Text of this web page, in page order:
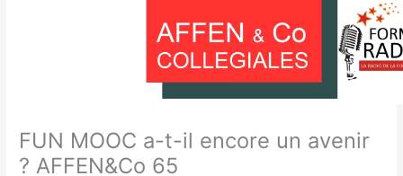
FUN MOOC a-t-il encore un avenir
? AFFEN&Co 65